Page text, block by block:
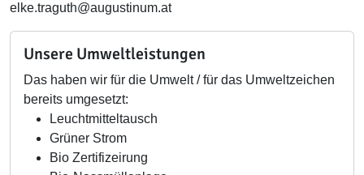
elke.traguth@augustinum.at
Unsere Umweltleistungen
Das haben wir für die Umwelt / für das Umweltzeichen
bereits umgesetzt:
Leuchtmitteltausch
Grüner Strom
Bio Zertifizeirung